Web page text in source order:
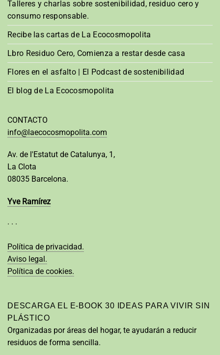
Talleres y charlas sobre sostenibilidad, residuo cero y
consumo responsable.
Recibe las cartas de La Ecocosmopolita
Lbro Residuo Cero, Comienza a restar desde casa
Flores en el asfalto | El Podcast de sostenibilidad
El blog de La Ecocosmopolita
CONTACTO
info@laecocosmopolita.com
Av. de l'Estatut de Catalunya, 1,
La Clota
08035 Barcelona.
Yve Ramírez
· · ·
Política de privacidad.
Aviso legal.
Política de cookies.
DESCARGA EL E-BOOK 30 IDEAS PARA VIVIR SIN
PLÁSTICO
Organizadas por áreas del hogar, te ayudarán a reducir
residuos de forma sencilla.